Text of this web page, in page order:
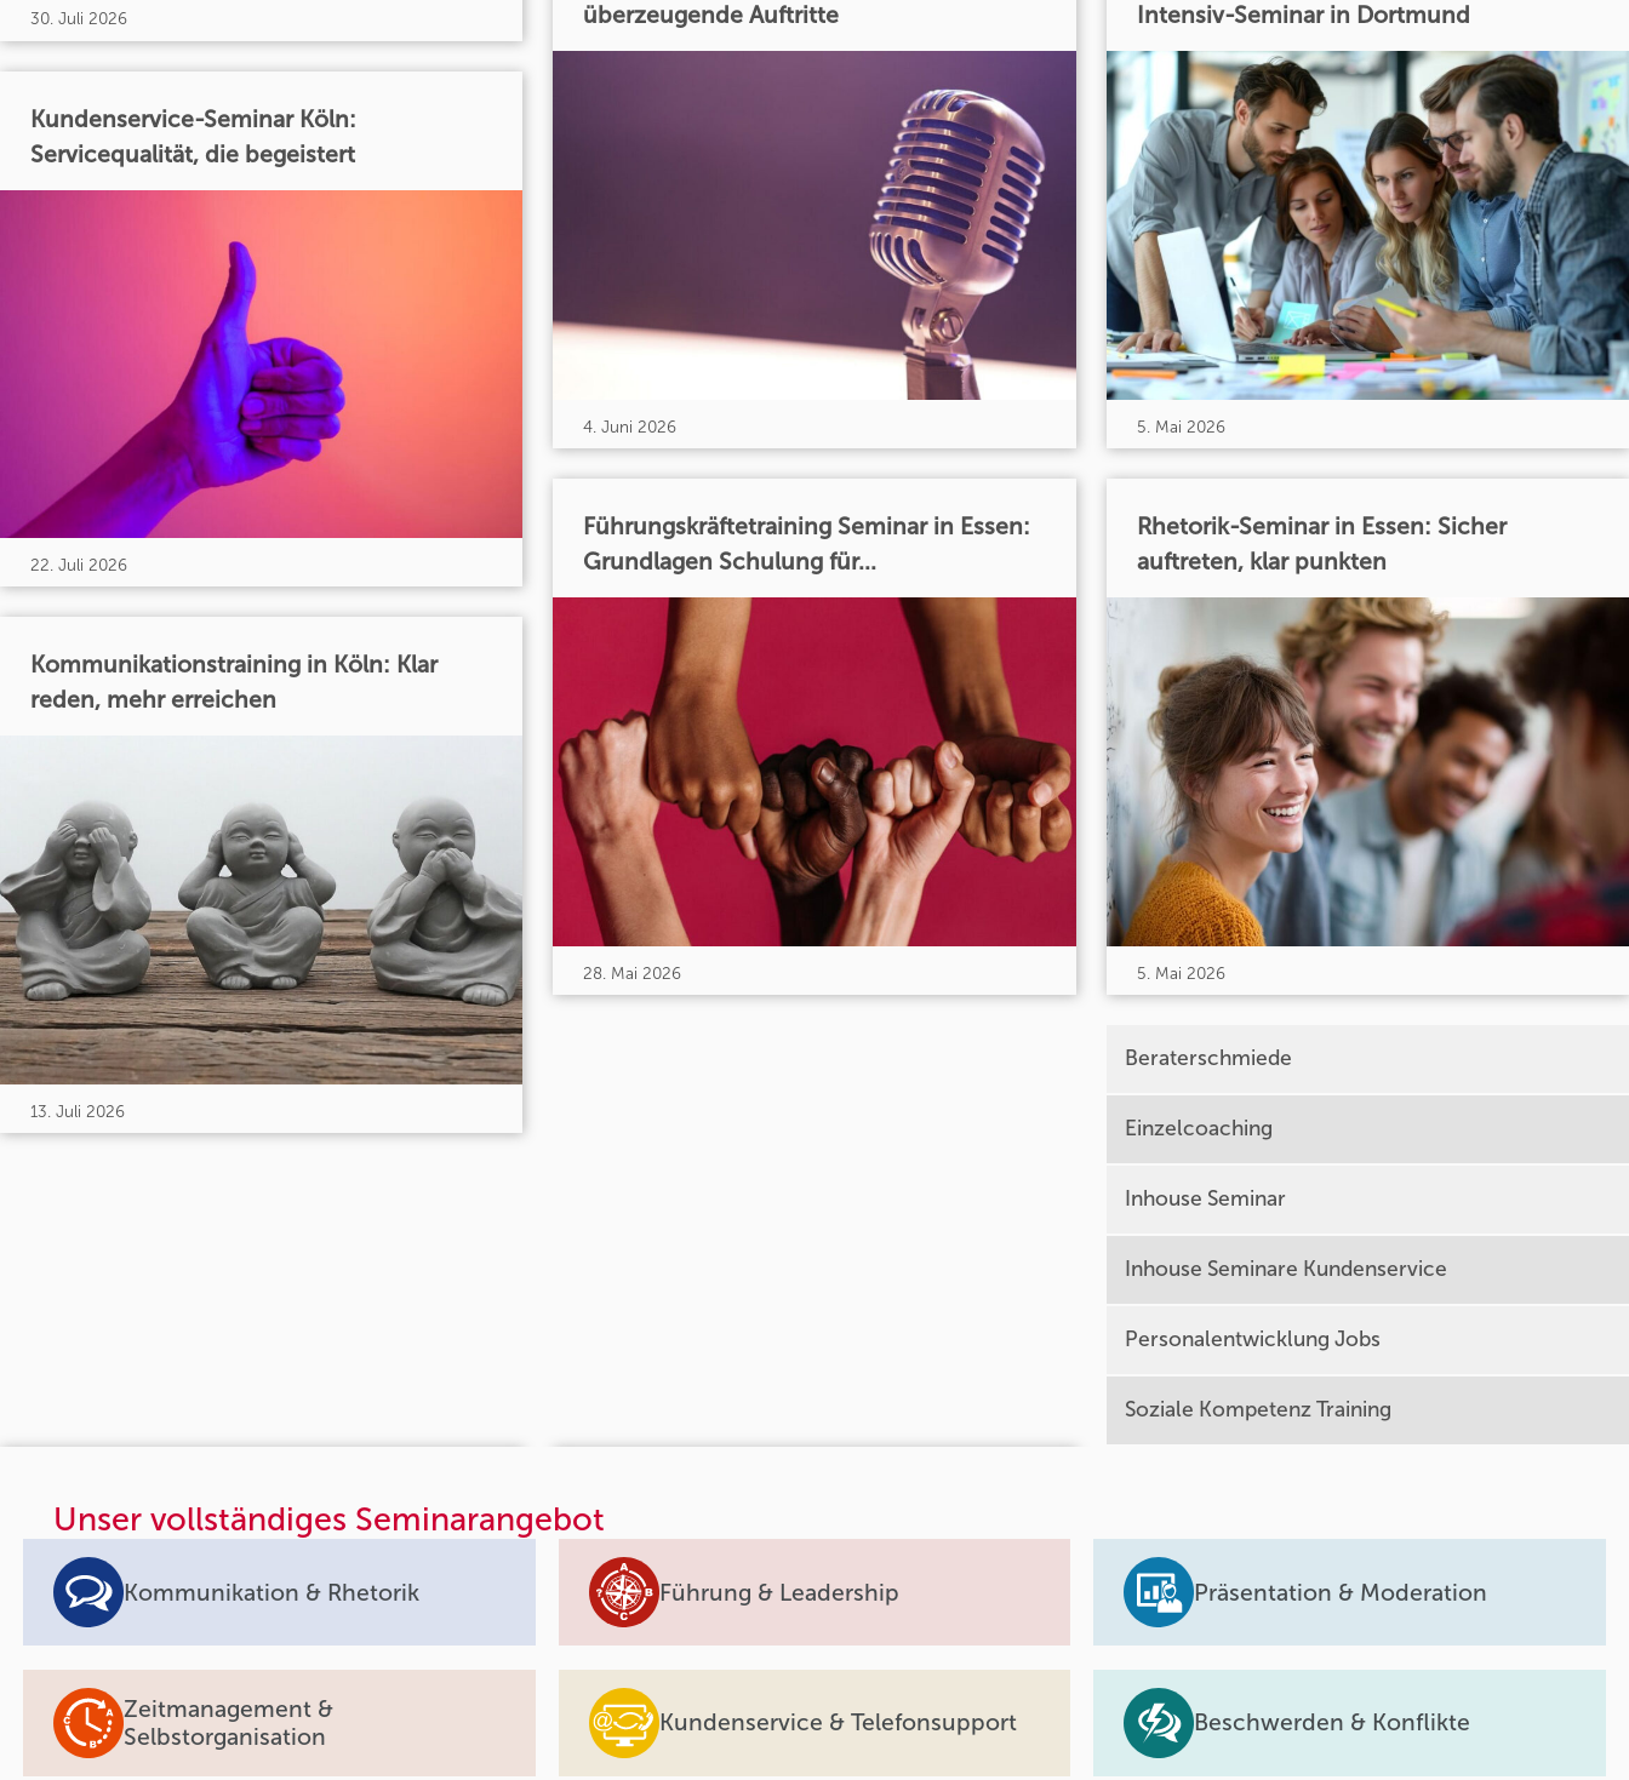
30. Juli 2026
Kundenservice-Seminar Köln:
Servicequalität, die begeistert
22. Juli 2026
Kommunikationstraining in Köln: Klar
reden, mehr erreichen
13. Juli 2026
überzeugende Auftritte
4. Juni 2026
Führungskräftetraining Seminar in Essen:
Grundlagen Schulung für...
28. Mai 2026
Intensiv-Seminar in Dortmund
5. Mai 2026
Rhetorik-Seminar in Essen: Sicher
auftreten, klar punkten
5. Mai 2026
Beraterschmiede
Einzelcoaching
Inhouse Seminar
Inhouse Seminare Kundenservice
Personalentwicklung Jobs
Soziale Kompetenz Training
Unser vollständiges Seminarangebot
Kommunikation & Rhetorik Führung & Leadership Präsentation & Moderation
Zeitmanagement &
Selbstorganisation
Kundenservice & Telefonsupport Beschwerden & Konflikte